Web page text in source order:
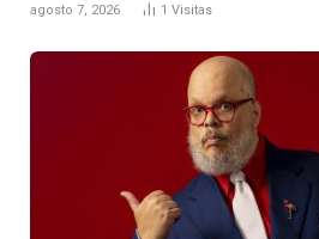
agosto 7, 2026 1 Visitas